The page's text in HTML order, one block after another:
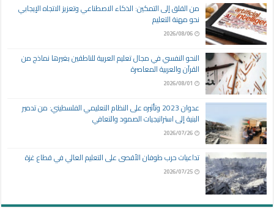
من القلق إلى التمكين: الذكاء الاصطناعي وتعزيز الاتجاه الإيجابي
نحو مهنة التعليم
2026/08/06
النحو النفسي في مجال تعليم العربية للناطقين بغيرها نماذج من
القرآن والعربية المعاصرة
2026/08/01
عدوان 2023 وتأثيره على النظام التعليمي الفلسطيني: من تدمير
البنية إلى استراتيجيات الصمود والتعافي
2026/07/26
تداعيات حرب طوفان الأقصى على التعليم العالي في قطاع غزة
2026/07/25